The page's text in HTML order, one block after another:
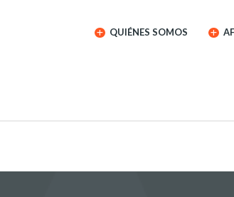
QUIÉNES SOMOS